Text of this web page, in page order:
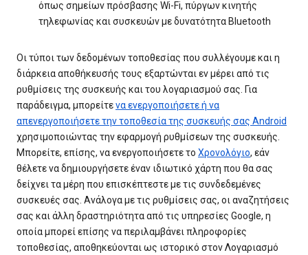
όπως σημείων πρόσβασης Wi-Fi, πύργων κινητής
τηλεφωνίας και συσκευών με δυνατότητα Bluetooth
Οι τύποι των δεδομένων τοποθεσίας που συλλέγουμε και η
διάρκεια αποθήκευσής τους εξαρτώνται εν μέρει από τις
ρυθμίσεις της συσκευής και του λογαριασμού σας. Για
παράδειγμα, μπορείτενα ενεργοποιήσετε ή να
απενεργοποιήσετε την τοποθεσία της συσκευής σας Android
χρησιμοποιώντας την εφαρμογή ρυθμίσεων της συσκευής.
Μπορείτε, επίσης, να ενεργοποιήσετε το Χρονολόγιο, εάν
θέλετε να δημιουργήσετε έναν ιδιωτικό χάρτη που θα σας
δείχνει τα μέρη που επισκέπτεστε με τις συνδεδεμένες
συσκευές σας. Ανάλογα με τις ρυθμίσεις σας, οι αναζητήσεις
σας και άλλη δραστηριότητα από τις υπηρεσίες Google, η
οποία μπορεί επίσης να περιλαμβάνει πληροφορίες
τοποθεσίας, αποθηκεύονται ως ιστορικό στον Λογαριασμό